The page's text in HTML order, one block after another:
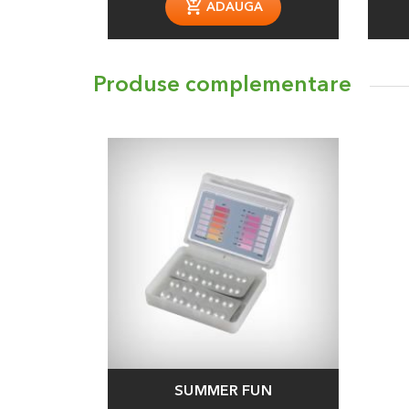
ADAUGA
Produse complementare
SUMMER FUN